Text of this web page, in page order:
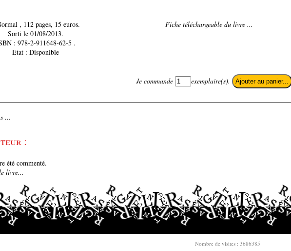
Normal , 112 pages, 15 euros.
Sorti le 01/08/2013.
: 978-2-911648-62-5 .
Etat : Disponible
Fiche téléchargeable du livre ...
Je commande exemplaire(s).
...
:
été commenté.
livre...
Nombre de visites : 3686385